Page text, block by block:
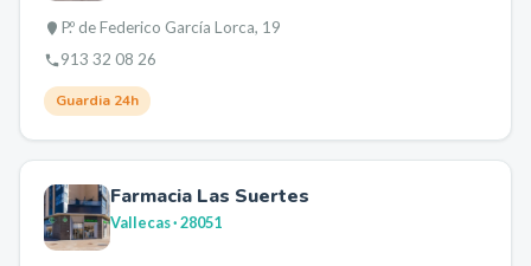
P.º de Federico García Lorca, 19
913 32 08 26
Guardia 24h
Farmacia Las Suertes
Vallecas· 28051